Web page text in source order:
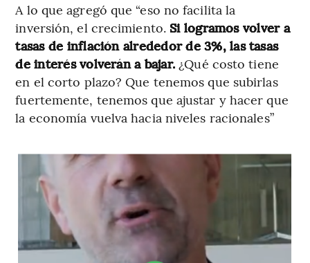
A lo que agregó que “eso no facilita la
inversión, el crecimiento. Si logramos volver a
tasas de inflación alrededor de 3%, las tasas
de interés volverán a bajar. ¿Qué costo tiene
en el corto plazo? Que tenemos que subirlas
fuertemente, tenemos que ajustar y hacer que
la economía vuelva hacia niveles racionales”